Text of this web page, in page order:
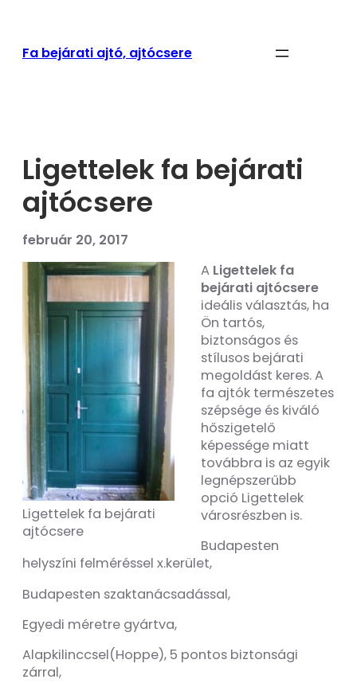
tartalomhoz
Fa bejárati ajtó, ajtócsere
Ligettelek fa bejárati
ajtócsere
február 20, 2017
Ligettelek fa bejárati
ajtócsere
A Ligettelek fa
bejárati ajtócsere
ideális választás, ha
Ön tartós,
biztonságos és
stílusos bejárati
megoldást keres. A
fa ajtók természetes
szépsége és kiváló
hőszigetelő
képessége miatt
továbbra is az egyik
legnépszerűbb
opció Ligettelek
városrészben is.
Budapesten
helyszíni felméréssel x.kerület,
Budapesten szaktanácsadással,
Egyedi méretre gyártva,
Alapkilinccsel(Hoppe), 5 pontos biztonsági
zárral,